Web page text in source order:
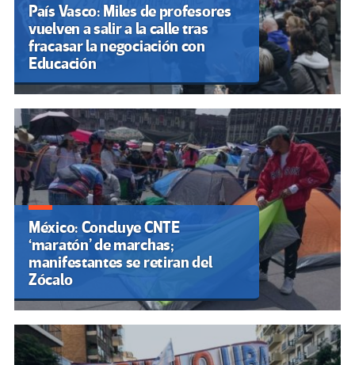
País Vasco: Miles de profesores
vuelven a salir a la calle tras
fracasar la negociación con
Educación
México: Concluye CNTE
‘maratón’ de marchas;
manifestantes se retiran del
Zócalo